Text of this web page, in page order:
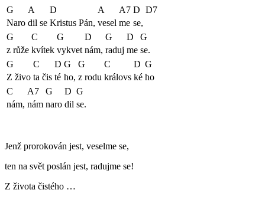
G A D A A7 D D7
Naro dil se Kristus Pán, vesel me se,
G
C G D G D
G
z růže kvítek vykvet nám, raduj me se.
G
C D G G C D G
Z živo ta čis té ho, z rodu královs ké ho
C
A7 G D G
nám, nám naro dil se.
Jenž prorokován jest, veselme se,
ten na svět poslán jest, radujme se!
Z života čistého …